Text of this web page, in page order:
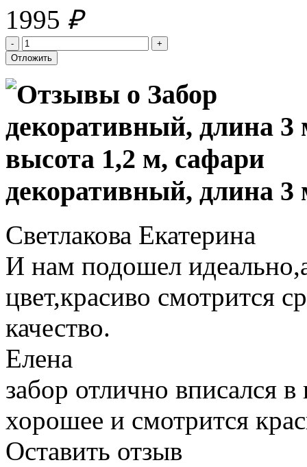
1995 ₽
декоративный, длина
Светлакова Екатерина
И нам подошел
цвет,красиво смотрится
качество.
Елена
забор отлично вписался
хорошее и смотрится
Оставить отзыв